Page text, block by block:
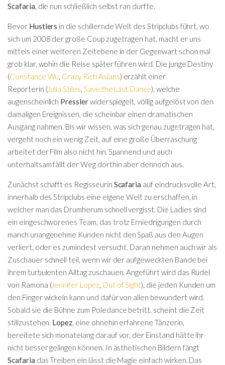
Scafaria, die nun schließlich selbst ran durfte.
Bevor Hustlers in die schillernde Welt des Stripclubs führt, wo
sich um 2008 der große Coup zugetragen hat, macht er uns
mittels einer weiteren Zeitebene in der Gegenwart schon mal
grob klar, wohin die Reise später führen wird. Die junge Destiny
(Constance Wu, Crazy Rich Asians) erzählt einer
Reporterin (Julia Stiles, Save the Last Dance), welche
augenscheinlich Presslerwiderspiegelt, völlig aufgelöst von den
damaligen Ereignissen, die scheinbar einen dramatischen
Ausgang nahmen. Bis wir wissen, was sich genau zugetragen hat,
vergeht noch ein wenig Zeit, auf eine große Überraschung
arbeitet der Film also nicht hin. Spannend und auch
unterhaltsam fällt der Weg dorthin aber dennoch aus.
Zunächst schafft es Regisseurin Scafaria auf eindrucksvolle Art,
innerhalb des Stripclubs eine eigene Welt zu erschaffen, in
welcher man das Drumherum schnell vergisst. Die Ladies sind
ein eingeschworenes Team, das trotz Erniedrigungen durch
manch unangenehme Kunden nicht den Spaß aus den Augen
verliert, oder es zumindest versucht. Daran nehmen auch wir als
Zuschauer schnell teil, wenn wir der aufgeweckten Bande bei
ihrem turbulenten Alltag zuschauen. Angeführt wird das Rudel
von Ramona (Jennifer Lopez, Out of Sight), die jeden Kunden um
den Finger wickeln kann und dafür von allen bewundert wird.
Sobald sie die Bühne zum Poledance betritt, scheint die Zeit
stillzustehen. Lopez, eine ohnehin erfahrene Tänzerin,
bereitete sich monatelang darauf vor, der Einstand hätte ihr
nicht besser gelingen können. In ästhetischen Bildern fängt
Scafaria das Treiben ein lässt die Magie einfach wirken. Das